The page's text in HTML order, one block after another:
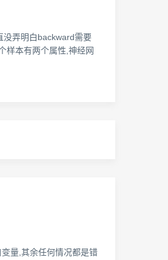
没弄明白backward需要
样本有两个属性,神经网
量,其余任何情况都是错